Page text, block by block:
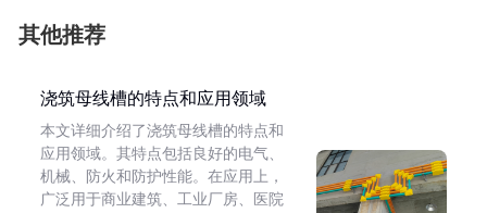
其他推荐
浇筑母线槽的特点和应用领域
本文详细介绍了浇筑母线槽的特点和
应用领域。其特点包括良好的电气、
机械、防火和防护性能。在应用上，
广泛用于商业建筑、工业厂房、医院